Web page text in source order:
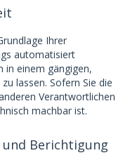
Ihrer
automatisiert
in einem gängigen,
lassen. Sofern Sie die
Verantwortlichen
machbar ist.
Berichtigung